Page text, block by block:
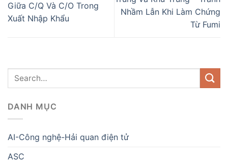
Giữa C/Q Và C/O Trong
Xuất Nhập Khẩu
Nhầm Lẫn Khi Làm Chứng
Từ Fumi
DANH MỤC
AI-Công nghệ-Hải quan điện tử
ASC